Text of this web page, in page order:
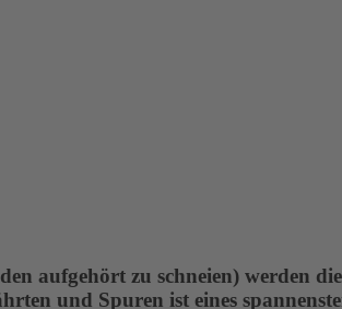
aufgehört zu schneien) werden
und Spuren ist eines